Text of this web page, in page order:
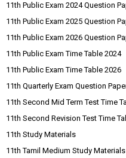
11th Public Exam 2024 Question
11th Public Exam 2025 Question
11th Public Exam 2026 Question
11th Public Exam Time Table 2024
11th Public Exam Time Table 2026
11th Quarterly Exam Question
11th Second Mid Term Test Time
11th Second Revision Test Time
11th Study Materials
11th Tamil Medium Study Materials